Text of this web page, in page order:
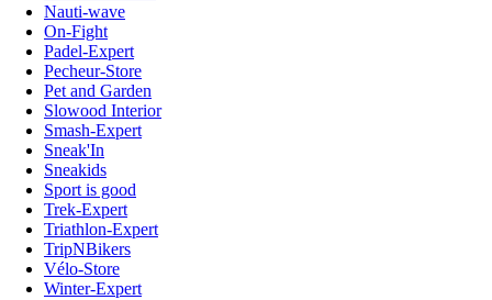
Nauti-wave
On-Fight
Padel-Expert
Pecheur-Store
Pet and Garden
Slowood Interior
Smash-Expert
Sneak'In
Sneakids
Sport is good
Trek-Expert
Triathlon-Expert
TripNBikers
Vélo-Store
Winter-Expert